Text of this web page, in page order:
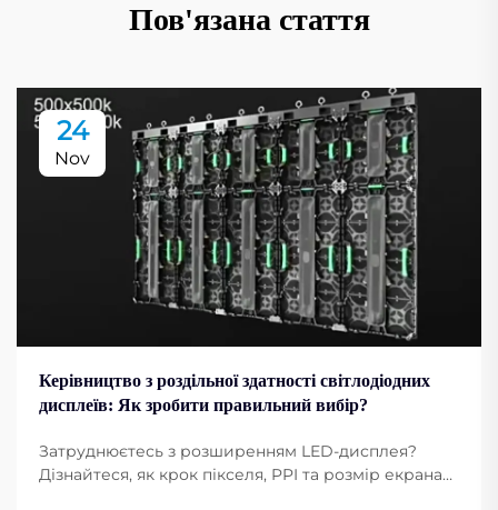
Пов'язана стаття
24
Nov
Керівництво з роздільної здатності світлодіодних
дисплеїв: Як зробити правильний вибір?
Затруднюєтесь з розширенням LED-дисплея?
Дізнайтеся, як крок пікселя, PPI та розмір екрана